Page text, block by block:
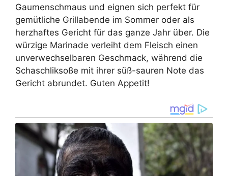
Gaumenschmaus und eignen sich perfekt für
gemütliche Grillabende im Sommer oder als
herzhaftes Gericht für das ganze Jahr über. Die
würzige Marinade verleiht dem Fleisch einen
unverwechselbaren Geschmack, während die
Schaschliksoße mit ihrer süß-sauren Note das
Gericht abrundet. Guten Appetit!